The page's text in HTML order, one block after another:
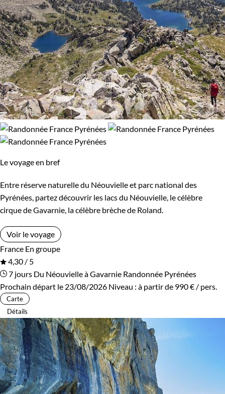
Le voyage en bref
Entre réserve naturelle du Néouvielle et parc national des
Pyrénées, partez découvrir les lacs du Néouvielle, le célèbre
cirque de Gavarnie, la célèbre brèche de Roland.
Voir le voyage
France En groupe
4,30 / 5
7 jours Du Néouvielle à Gavarnie Randonnée Pyrénées
Prochain départ le 23/08/2026 Niveau : à partir de 990 € / pers.
Carte
Détails